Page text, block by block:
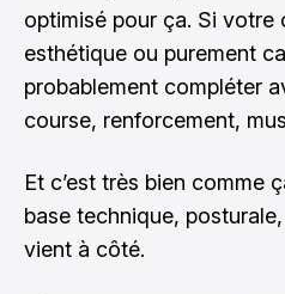
optimisé pour ça. Si votre
esthétique ou purement
probablement compléter
course, renforcement,
Et c’est très bien comme
base technique,
vient à côté.